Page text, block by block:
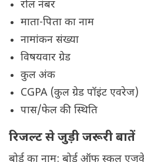
रोल नंबर
माता-पिता का नाम
नामांकन संख्या
विषयवार ग्रेड
कुल अंक
CGPA (कुल ग्रेड पॉइंट एवरेज)
पास/फेल की स्थिति
रिजल्ट से जुड़ी जरूरी बातें